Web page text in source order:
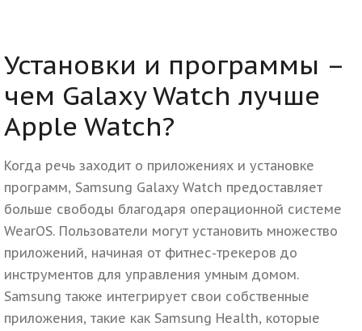
Установки и программы –
чем Galaxy Watch лучше
Apple Watch?
Когда речь заходит о приложениях и установке
программ, Samsung Galaxy Watch предоставляет
больше свободы благодаря операционной системе
WearOS. Пользователи могут установить множество
приложений, начиная от фитнес-трекеров до
инструментов для управления умным домом.
Samsung также интегрирует свои собственные
приложения, такие как Samsung Health, которые